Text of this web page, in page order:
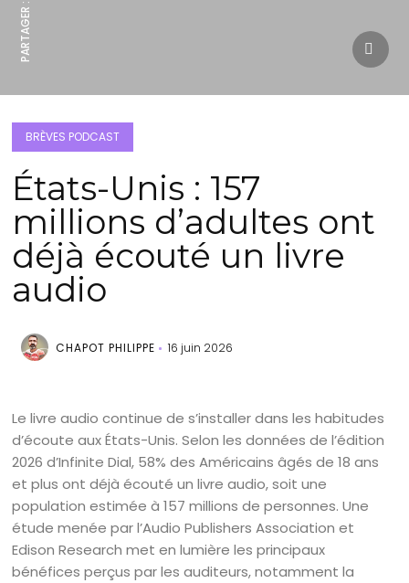
PARTAGER :
BRÈVES PODCAST
États-Unis : 157
millions d’adultes ont
déjà écouté un livre
audio
CHAPOT PHILIPPE 16 juin 2026
Le livre audio continue de s’installer dans les habitudes
d’écoute aux États-Unis. Selon les données de l’édition
2026 d’Infinite Dial, 58% des Américains âgés de 18 ans
et plus ont déjà écouté un livre audio, soit une
population estimée à 157 millions de personnes. Une
étude menée par l’Audio Publishers Association et
Edison Research met en lumière les principaux
bénéfices perçus par les auditeurs, notamment la